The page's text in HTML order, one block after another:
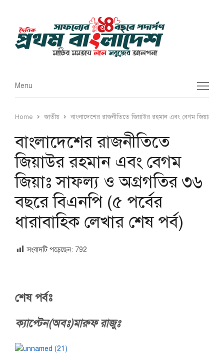
Menu
Menu
Home জাতীয় বাংলাদেশের রাজনীতিতে জিয়াউর রহমান এবং বেগম জিয়াঃ
বাংলাদেশের রাজনীতিতে
জিয়াউর রহমান এবং বেগম
জিয়াঃ সাফল্য ও অগ্রগতির ৩৬
বছরে বিএনপি (৫ পর্বের
ধারাবাহিক লেখার শেষ পর্ব)
সংবাদটি পড়েছেন: 792
শেষ পর্বঃ
ক্যাপ্টেন(অবঃ)মারুফ রাজুঃ